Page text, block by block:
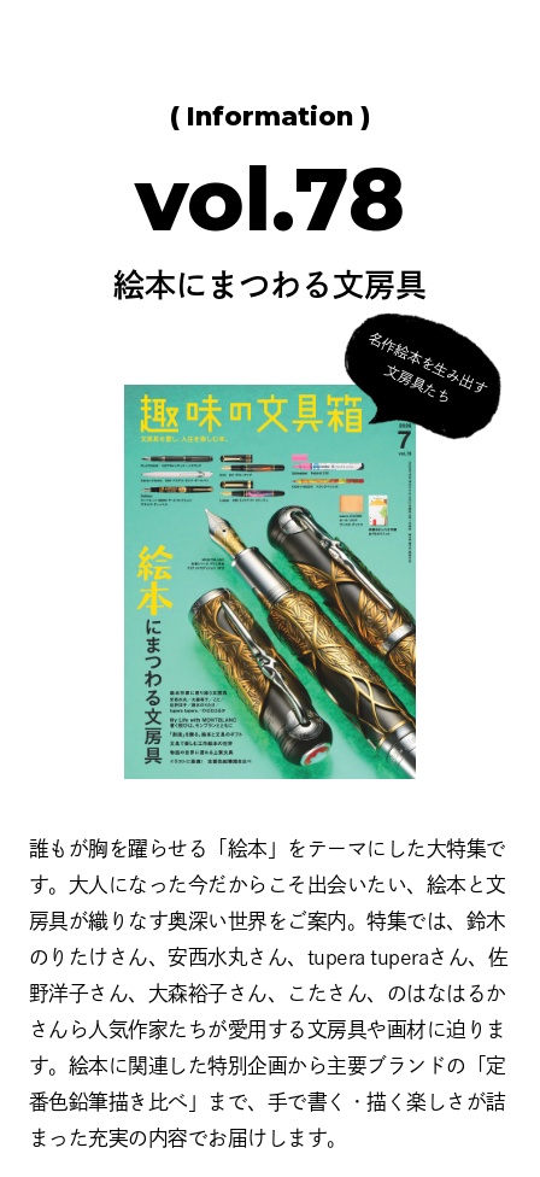
( Information )
vol.78
絵本にまつわる文房具
名
作
絵
本
を
生
み
出
す
文
房
具
た
ち
誰もが胸を躍らせる「絵本」をテーマにした大特集で
す。大人になった今だからこそ出会いたい、絵本と文
房具が織りなす奥深い世界をご案内。特集では、鈴木
のりたけさん、安西水丸さん、tupera tuperaさん、佐
野洋子さん、大森裕子さん、こたさん、のはなはるか
さんら人気作家たちが愛用する文房具や画材に迫りま
す。絵本に関連した特別企画から主要ブランドの「定
番色鉛筆描き比べ」まで、手で書く・描く楽しさが詰
まった充実の内容でお届けします。